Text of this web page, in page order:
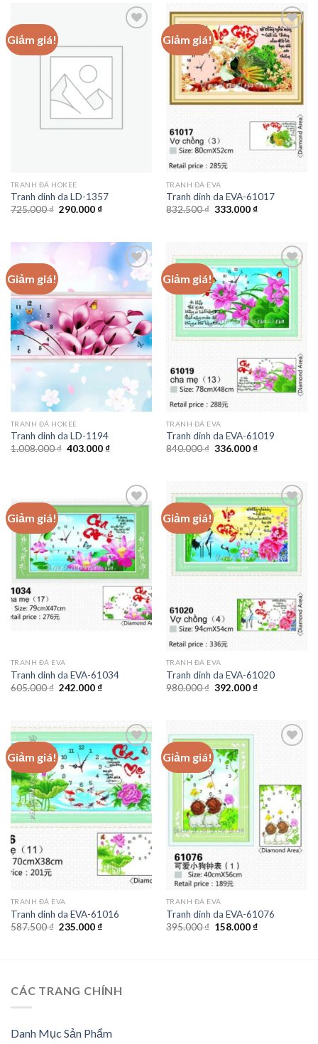
Giảm giá!
TRANH ĐÁ HOKEE
Tranh dinh da LD-1357
725.000₫ Giá
290.000₫Giá
290.000 ₫.
Giảm giá!
Add to
wishlist
TRANH ĐÁ EVA
Tranh dinh da EVA-61017
832.500₫ Giá
333.000₫Giá
333.000 ₫.
Giảm giá!
wishlist
TRANH ĐÁ HOKEE
Tranh dinh da LD-1194
1.008.000₫ Giá
403.000₫Giá
403.000 ₫.
Giảm giá!
Add to
wishlist
TRANH ĐÁ EVA
Tranh dinh da EVA-61019
840.000₫ Giá
336.000₫Giá
336.000 ₫.
Giảm giá!
Add to
wishlist
TRANH ĐÁ EVA
Tranh dinh da EVA-61034
605.000₫ Giá
242.000₫Giá
242.000 ₫.
Giảm giá!
Add to
wishlist
TRANH ĐÁ EVA
Tranh dinh da EVA-61020
980.000₫ Giá
392.000₫Giá
392.000 ₫.
Giảm giá!
Add to
wishlist
TRANH ĐÁ EVA
Tranh dinh da EVA-61016
587.500₫ Giá
235.000₫Giá
Giảm giá!
wishlist
TRANH ĐÁ EVA
Tranh dinh da EVA-61076
395.000₫ Giá
158.000₫Giá
CÁC TRANG CHÍNH
Danh Mục Sản Phẩm